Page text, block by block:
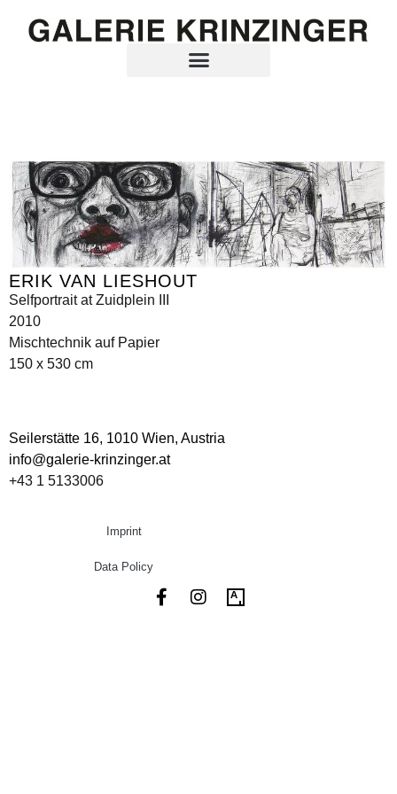
ERIK VAN LIESHOUT
Selfportrait at Zuidplein III
2010
Mischtechnik auf Papier
150 x 530 cm
Seilerstätte 16, 1010 Wien, Austria
info@galerie-krinzinger.at
+43 1 5133006
Imprint
Data Policy